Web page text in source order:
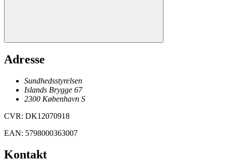
Adresse
Sundhedsstyrelsen
Islands Brygge 67
2300 København S
CVR: DK12070918
EAN: 5798000363007
Kontakt